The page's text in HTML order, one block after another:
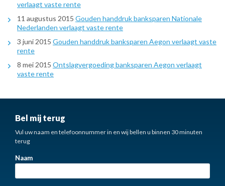
verlaagt vaste rente
11 augustus 2015 Gouden handdruk banksparen Nationale
Nederlanden verlaagt vaste rente
3 juni 2015 Gouden handdruk banksparen Aegon verlaagt vaste
rente
8 mei 2015 Ontslagvergoeding banksparen Aegon verlaagt
vaste rente
Bel mij terug
Vul uw naam en telefoonnummer in en wij bellen u binnen 30 minuten
terug
Naam